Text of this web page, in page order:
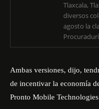
Tlaxcala,
diversos
agosto la
Ambas versiones, dijo,
de incentivar la economía
Pronto Mobile